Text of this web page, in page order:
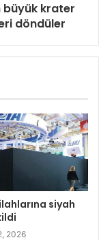
büyük krater
döndüler
siyah
2026